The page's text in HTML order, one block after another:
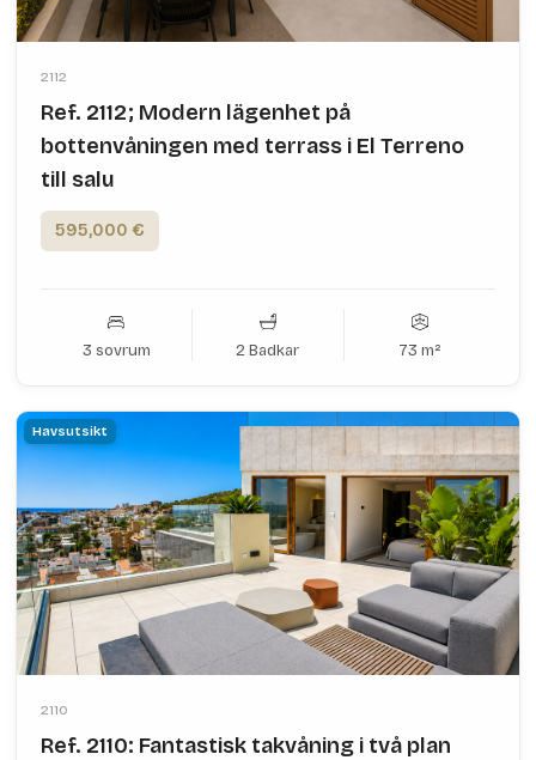
2112
Ref. 2112; Modern lägenhet på
bottenvåningen med terrass i El Terreno
till salu
595,000 €
3 sovrum 2 Badkar 73 m²
Havsutsikt
2110
Ref. 2110: Fantastisk takvåning i två plan